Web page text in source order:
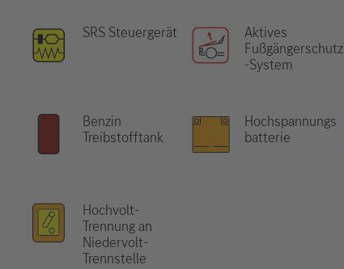
SRS Steuergerät
Aktives
Fußgängerschutz
-System
Benzin
Treibstofftank
Hochspannungs
batterie
Hochvolt-
Trennung an
Niedervolt-
Trennstelle